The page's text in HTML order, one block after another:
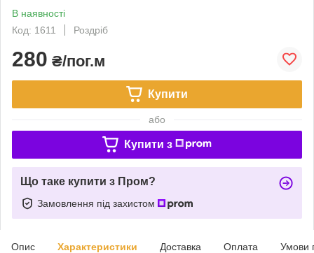
В наявності
Код: 1611
Роздріб
280 ₴/пог.м
Купити
або
Купити з
Що таке купити з Пром?
Замовлення під захистом
Опис Характеристики Доставка Оплата Умови